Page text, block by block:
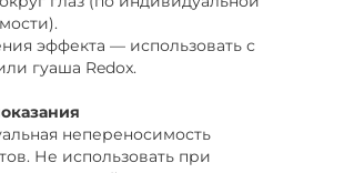
эффекта — использовать с
гуаша Redox.
непереносимость
Не использовать при